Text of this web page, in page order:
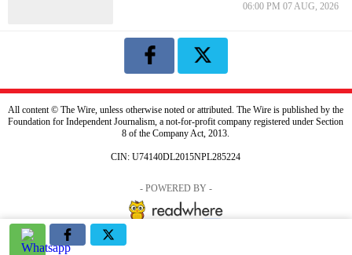
06:00 PM 07 AUG, 2026
All content © The Wire, unless otherwise noted or attributed. The Wire is published by the
Foundation for Independent Journalism, a not-for-profit company registered under Section
8 of the Company Act, 2013.
CIN: U74140DL2015NPL285224
- POWERED BY -